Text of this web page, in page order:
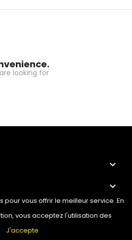
looking for
keyboard_arrow_down
keyboard_arrow_down
pour vous offrir le meilleur service. En
vous acceptez l'utilisation des
J'accepte